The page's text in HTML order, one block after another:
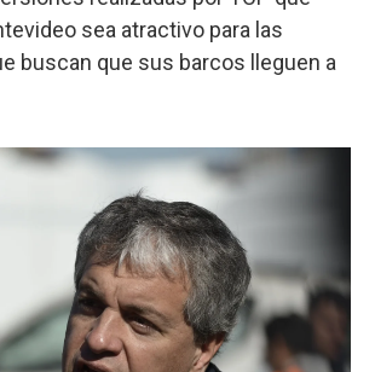
sea atractivo para las
buscan que sus barcos lleguen a